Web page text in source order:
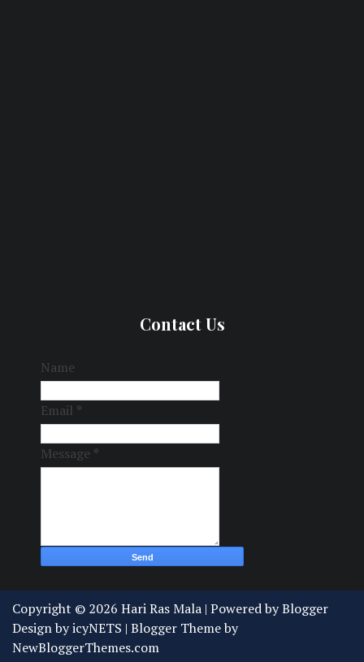
Contact Us
Name
Email *
Message *
Copyright © 2026 Hari Ras Mala | Powered byBlogger
Design byicyNETS | Blogger Theme by
NewBloggerThemes.com